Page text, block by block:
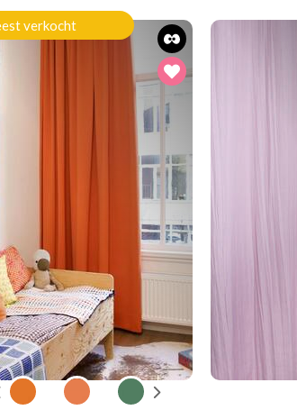
verkocht